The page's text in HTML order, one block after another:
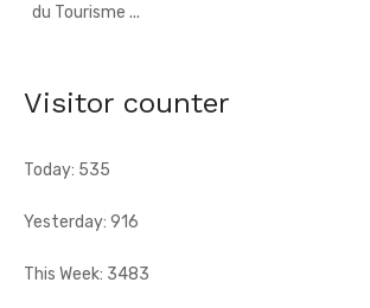
contingent militaire au défilé
Visitor counter
Today: 535
Yesterday: 916
This Week: 3483